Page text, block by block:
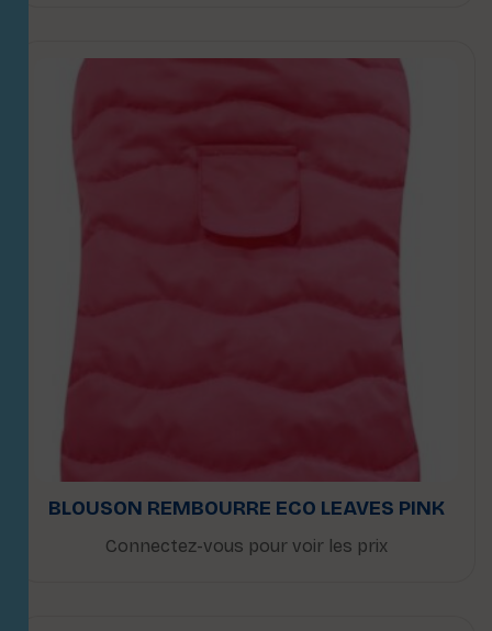
BLOUSON REMBOURRE ECO LEAVES PINK
Connectez-vous pour voir les prix